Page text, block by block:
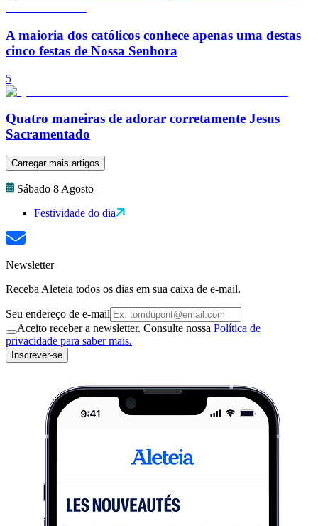
A maioria dos católicos conhece apenas uma destas
cinco festas de Nossa Senhora
5
Quatro maneiras de adorar corretamente Jesus
Sacramentado
Carregar mais artigos
Sábado 8 Agosto
Festividade do dia
Newsletter
Receba Aleteia todos os dias em sua caixa de e-mail.
Seu endereço de e-mail
Aceito receber a newsletter. Consulte nossa Política de
privacidade para saber mais.
Inscrever-se